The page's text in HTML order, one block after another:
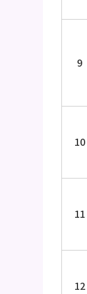
9
10
11
12